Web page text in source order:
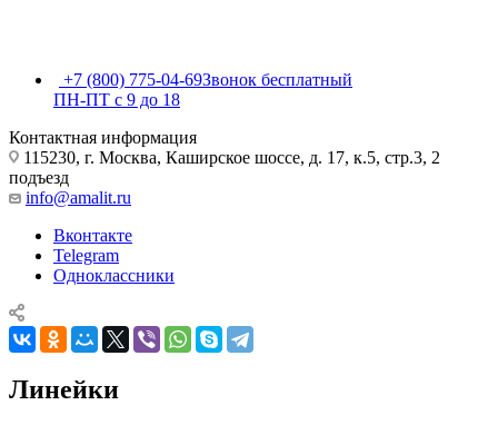
+7 (800) 775-04-69Звонок бесплатный
ПН-ПТ c 9 до 18
Контактная информация
115230, г. Москва, Каширское шоссе, д. 17, к.5, стр.3, 2
подъезд
info@amalit.ru
Вконтакте
Telegram
Одноклассники
Линейки